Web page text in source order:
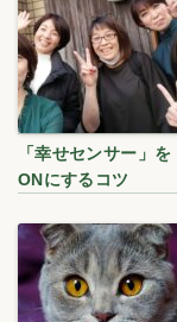
「幸せセンサー」を
ONにするコツ